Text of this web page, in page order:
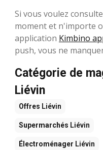
Si vous voulez
moment et n'importe
application Kimbino
push, vous ne
Catégorie de
Liévin
Offres Liévin
Supermarchés Liévin
Électroménager Liévin